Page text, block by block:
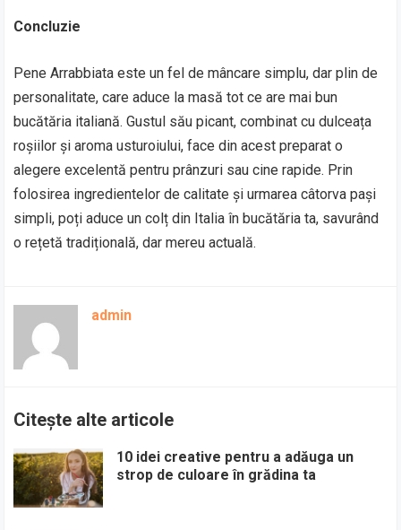
Concluzie
Pene Arrabbiata este un fel de mâncare simplu, dar plin de
personalitate, care aduce la masă tot ce are mai bun
bucătăria italiană. Gustul său picant, combinat cu dulceața
roșiilor și aroma usturoiului, face din acest preparat o
alegere excelentă pentru prânzuri sau cine rapide. Prin
folosirea ingredientelor de calitate și urmarea câtorva pași
simpli, poți aduce un colț din Italia în bucătăria ta, savurând
o rețetă tradițională, dar mereu actuală.
admin
Citește alte articole
10 idei creative pentru a adăuga un
strop de culoare în grădina ta